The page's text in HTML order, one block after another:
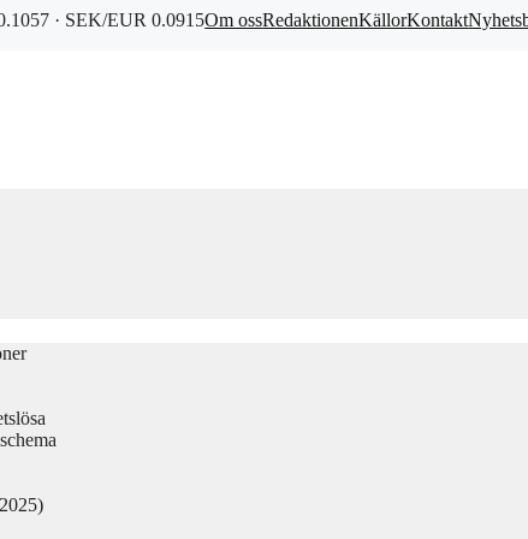
· SEK/EUR 0.0915Om ossRedaktionenKällorKontakt